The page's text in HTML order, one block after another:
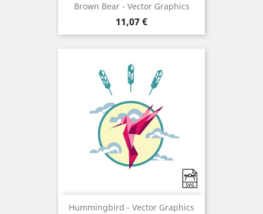
Brown Bear - Vector Graphics
Preço
11,07 €
Hummingbird - Vector Graphics